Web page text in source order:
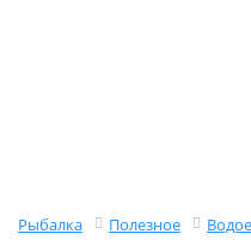
Рыбалка Полезное